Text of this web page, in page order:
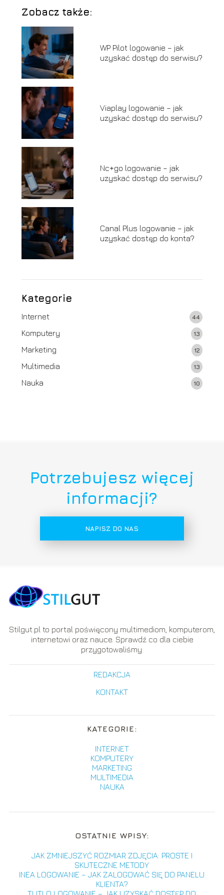
Zobacz także:
WP Pilot logowanie – jak
uzyskać dostęp do serwisu?
Viaplay logowanie – jak
uzyskać dostęp do serwisu?
Nc+go logowanie – jak
uzyskać dostęp do serwisu?
Canal Plus logowanie – jak
uzyskać dostęp do konta?
Kategorie
Internet 44
Komputery 13
Marketing 12
Multimedia 13
Nauka 10
Potrzebujesz więcej
informacji?
NAPISZ DO NAS
Stilgut.pl to portal poświęcony multimediom, komputerom,
internetowi oraz nauce. Sprawdź co dla ciebie
przygotowaliśmy.
REDAKCJA
KONTAKT
KATEGORIE:
INTERNET
KOMPUTERY
MARKETING
MULTIMEDIA
NAUKA
OSTATNIE WPISY:
JAK ZMNIEJSZYĆ ROZMIAR ZDJĘCIA: PROSTE I
SKUTECZNE METODY
INEA LOGOWANIE – JAK ZALOGOWAĆ SIĘ DO PANELU
KLIENTA?